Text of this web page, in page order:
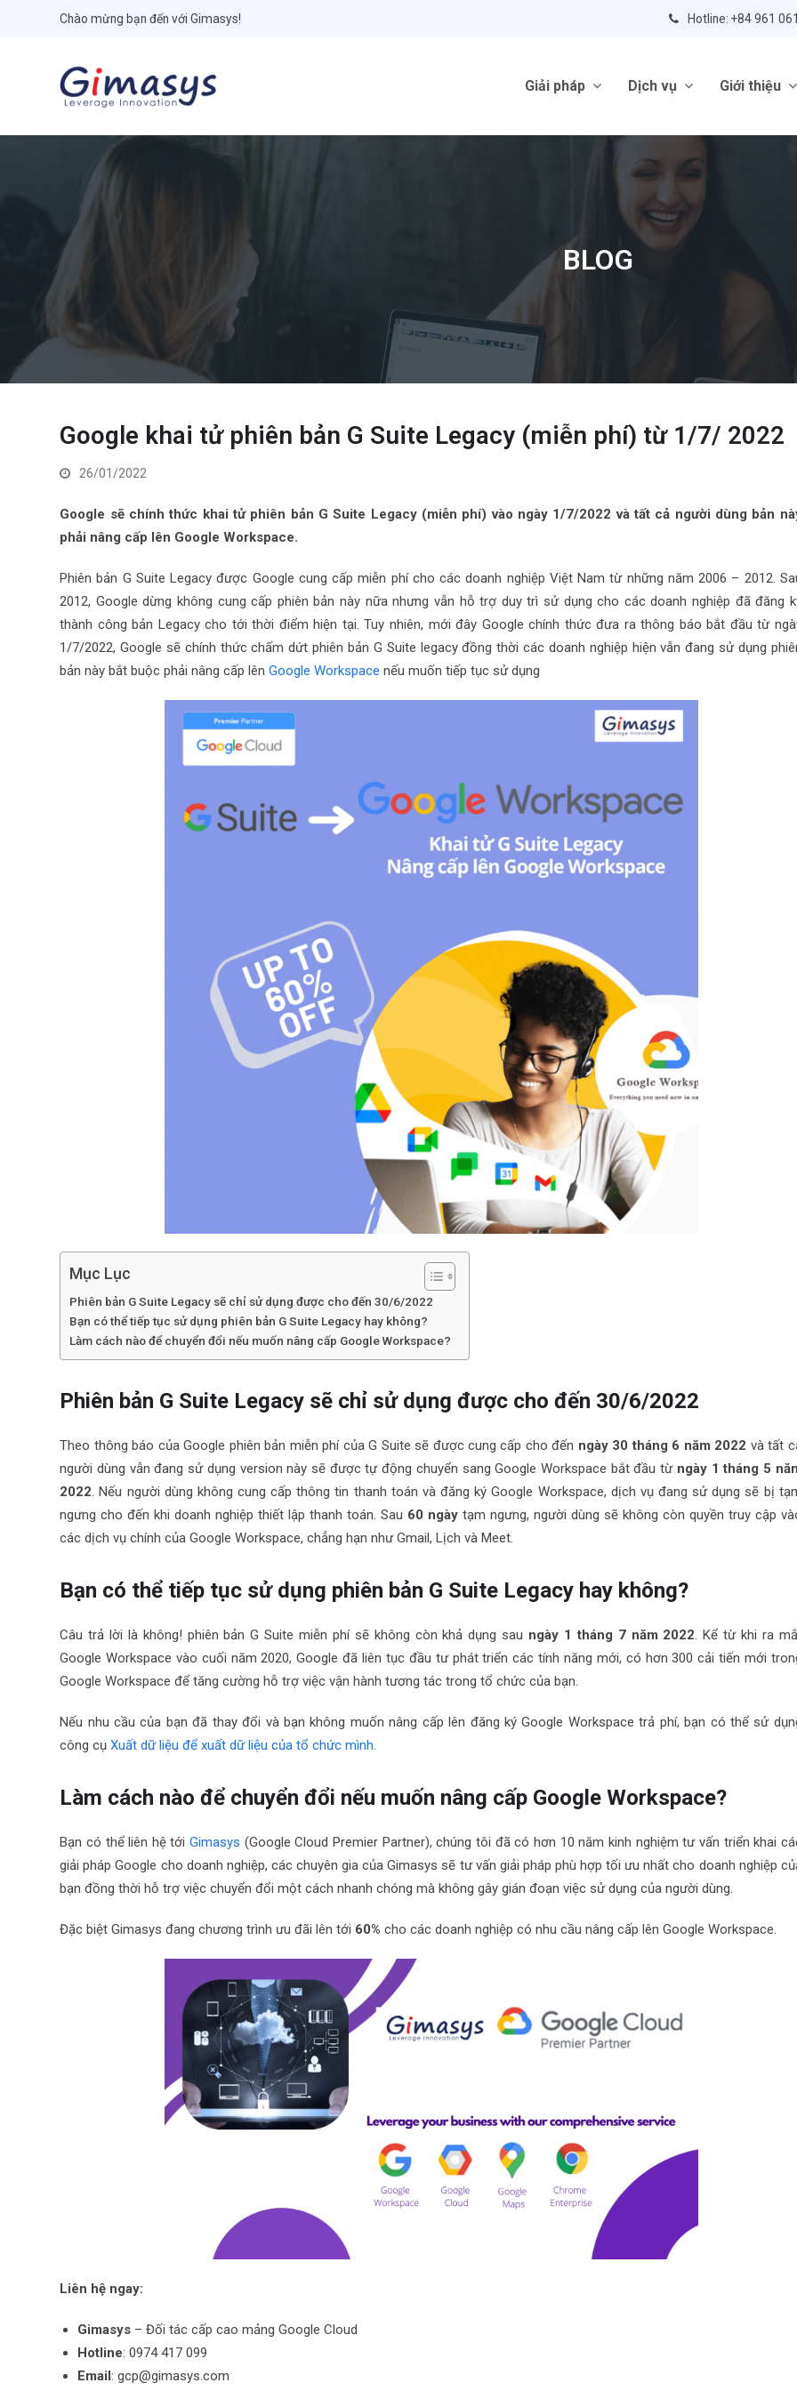
Chào mừng bạn đến với Gimasys! Hotline: +84 961
Giải pháp Dịch vụ Giới thiệu
BLOG
Google khai tử phiên bản G Suite Legacy (miễn phí) từ 1/7/ 2022
26/01/2022
Google sẽ chính thức khai tử phiên bản G Suite Legacy (miễn phí) vào ngày 1/7/2022 và tất cả người dùng bản
phải nâng cấp lên Google Workspace.
Phiên bản G Suite Legacy được Google cung cấp miễn phí cho các doanh nghiệp Việt Nam từ những năm 2006 – 2012.
2012, Google dừng không cung cấp phiên bản này nữa nhưng vẫn hỗ trợ duy trì sử dụng cho các doanh nghiệp đã đăng
thành công bản Legacy cho tới thời điểm hiện tại. Tuy nhiên, mới đây Google chính thức đưa ra thông báo bắt đầu từ
1/7/2022, Google sẽ chính thức chấm dứt phiên bản G Suite legacy đồng thời các doanh nghiệp hiện vẫn đang sử dụng
bản này bắt buộc phải nâng cấp lênGoogle Workspace nếu muốn tiếp tục sử dụng
Mục Lục
Phiên bản G Suite Legacy sẽ chỉ sử dụng được cho đến 30/6/2022
Bạn có thể tiếp tục sử dụng phiên bản G Suite Legacy hay không?
Làm cách nào để chuyển đổi nếu muốn nâng cấp Google Workspace?
Phiên bản G Suite Legacy sẽ chỉ sử dụng được cho đến 30/6/2022
Theo thông báo của Google phiên bản miễn phí của G Suite sẽ được cung cấp cho đến ngày 30 tháng 6 năm 2022 và tất
người dùng vẫn đang sử dụng version này sẽ được tự động chuyển sang Google Workspace bắt đầu từ ngày 1 tháng 5
2022. Nếu người dùng không cung cấp thông tin thanh toán và đăng ký Google Workspace, dịch vụ đang sử dụng sẽ bị
ngưng cho đến khi doanh nghiệp thiết lập thanh toán. Sau 60 ngày tạm ngưng, người dùng sẽ không còn quyền truy cập
các dịch vụ chính của Google Workspace, chẳng hạn như Gmail, Lịch và Meet.
Bạn có thể tiếp tục sử dụng phiên bản G Suite Legacy hay không?
Câu trả lời là không! phiên bản G Suite miễn phí sẽ không còn khả dụng sau ngày 1 tháng 7 năm 2022. Kể từ khi ra
Google Workspace vào cuối năm 2020, Google đã liên tục đầu tư phát triển các tính năng mới, có hơn 300 cải tiến mới
Google Workspace để tăng cường hỗ trợ việc vận hành tương tác trong tổ chức của bạn.
Nếu nhu cầu của bạn đã thay đổi và bạn không muốn nâng cấp lên đăng ký Google Workspace trả phí, bạn có thể sử
công cụXuất dữ liệu để xuất dữ liệu của tổ chức mình.
Làm cách nào để chuyển đổi nếu muốn nâng cấp Google Workspace?
Bạn có thể liên hệ tớiGimasys (Google Cloud Premier Partner), chúng tôi đã có hơn 10 năm kinh nghiệm tư vấn triển khai
giải pháp Google cho doanh nghiệp, các chuyên gia của Gimasys sẽ tư vấn giải pháp phù hợp tối ưu nhất cho doanh nghiệp
bạn đồng thời hỗ trợ việc chuyển đổi một cách nhanh chóng mà không gây gián đoạn việc sử dụng của người dùng.
Đặc biệt Gimasys đang chương trình ưu đãi lên tới 60% cho các doanh nghiệp có nhu cầu nâng cấp lên Google Workspace.
Liên hệ ngay:
Gimasys – Đối tác cấp cao mảng Google Cloud
Hotline: 0974 417 099
Email: gcp@gimasys.com